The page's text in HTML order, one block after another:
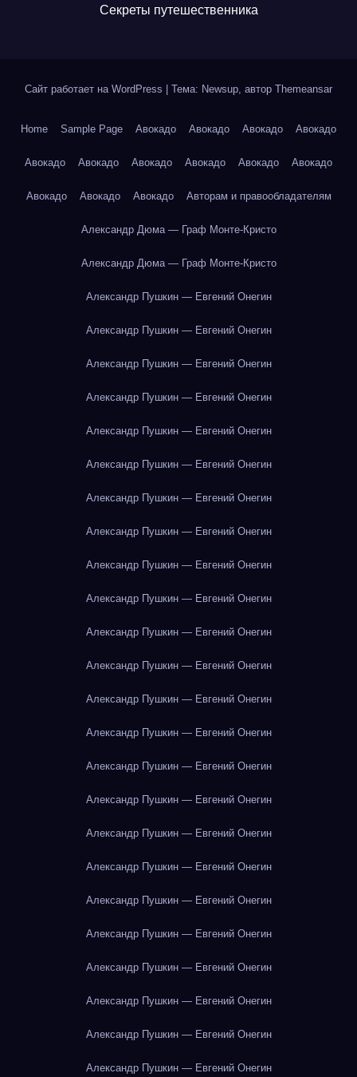
Секреты путешественника
Сайт работает на WordPress Тема: Newsup, автор Themeansar
Home Sample Page Авокадо Авокадо Авокадо Авокадо
Авокадо Авокадо Авокадо Авокадо Авокадо Авокадо
Авокадо Авокадо Авокадо Авторам и правообладателям
Александр Дюма — Граф Монте-Кристо
Александр Дюма — Граф Монте-Кристо
Александр Пушкин — Евгений Онегин
Александр Пушкин — Евгений Онегин
Александр Пушкин — Евгений Онегин
Александр Пушкин — Евгений Онегин
Александр Пушкин — Евгений Онегин
Александр Пушкин — Евгений Онегин
Александр Пушкин — Евгений Онегин
Александр Пушкин — Евгений Онегин
Александр Пушкин — Евгений Онегин
Александр Пушкин — Евгений Онегин
Александр Пушкин — Евгений Онегин
Александр Пушкин — Евгений Онегин
Александр Пушкин — Евгений Онегин
Александр Пушкин — Евгений Онегин
Александр Пушкин — Евгений Онегин
Александр Пушкин — Евгений Онегин
Александр Пушкин — Евгений Онегин
Александр Пушкин — Евгений Онегин
Александр Пушкин — Евгений Онегин
Александр Пушкин — Евгений Онегин
Александр Пушкин — Евгений Онегин
Александр Пушкин — Евгений Онегин
Александр Пушкин — Евгений Онегин
Александр Пушкин — Евгений Онегин